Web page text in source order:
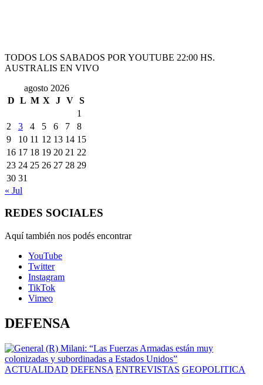
TODOS LOS SABADOS POR YOUTUBE 22:00 HS.
AUSTRALIS EN VIVO
agosto 2026
D L M X J V S
1
2
3 4 5 6 7
8
9
10 11 12 13 14 15
16 17 18 19 20 21 22
23 24 25 26 27 28 29
30 31
« Jul
REDES SOCIALES
Aquí también nos podés encontrar
YouTube
Twitter
Instagram
TikTok
Vimeo
DEFENSA
ACTUALIDAD DEFENSA ENTREVISTAS GEOPOLITICA